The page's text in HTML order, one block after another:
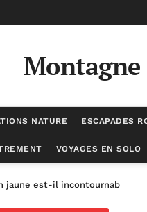
NATURE ESCAPADES
VOYAGES EN SOLO
jaune est-il incontournable